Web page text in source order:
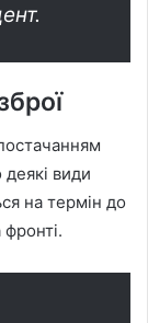
види
на термін до